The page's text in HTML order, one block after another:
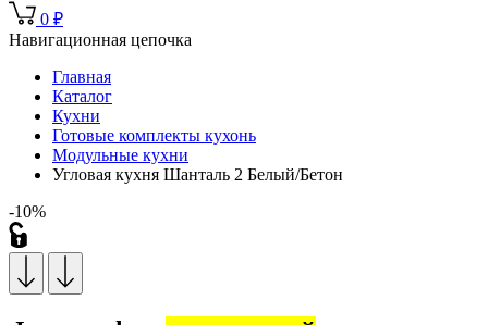
0 ₽
Навигационная цепочка
Главная
Каталог
Кухни
Готовые комплекты кухонь
Модульные кухни
Угловая кухня Шанталь 2 Белый/Бетон
-10%